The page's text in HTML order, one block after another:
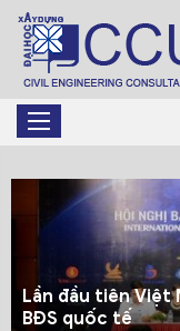
Lần đầu tiên Việt
BĐS quốc tế